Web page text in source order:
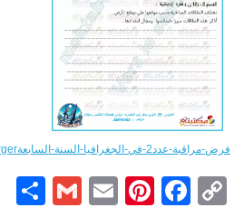
فرض-مراقبة-عدد2-في-الجغرافيا-السنة-السابعة
Copy
Facebook
Pinterest
Email